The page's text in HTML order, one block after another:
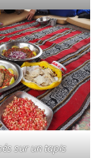
sur un tapis